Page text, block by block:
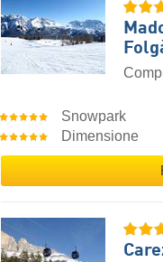
Snowpark
Dimensione